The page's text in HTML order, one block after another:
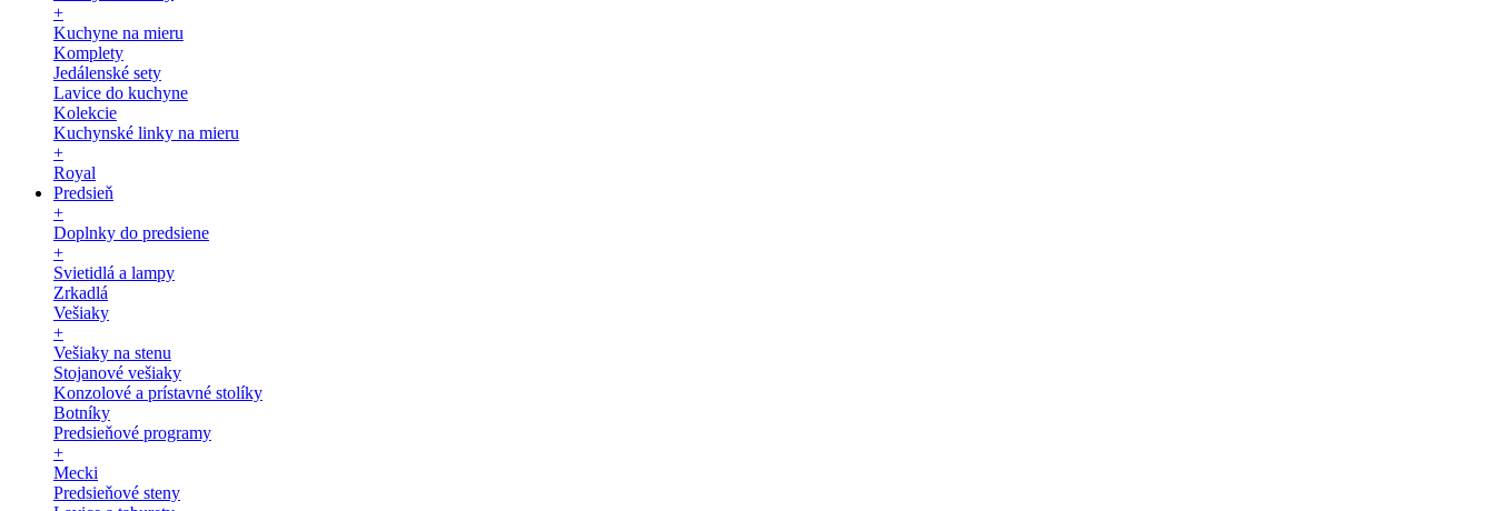
+
Kuchyne na mieru
Komplety
Jedálenské sety
Lavice do kuchyne
Kolekcie
Kuchynské linky na mieru
+
Royal
Predsieň
+
Doplnky do predsiene
+
Svietidlá a lampy
Zrkadlá
Vešiaky
+
Vešiaky na stenu
Stojanové vešiaky
Konzolové a prístavné stolíky
Botníky
Predsieňové programy
+
Mecki
Predsieňové steny